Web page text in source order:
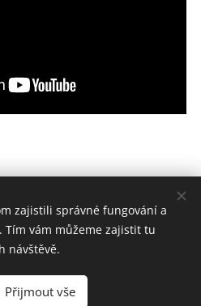
Brumov-Bylnice
Webnode
zajistili správné fungování a
Tím vám můžeme zajistit tu
návštěvě.
Přijmout vše